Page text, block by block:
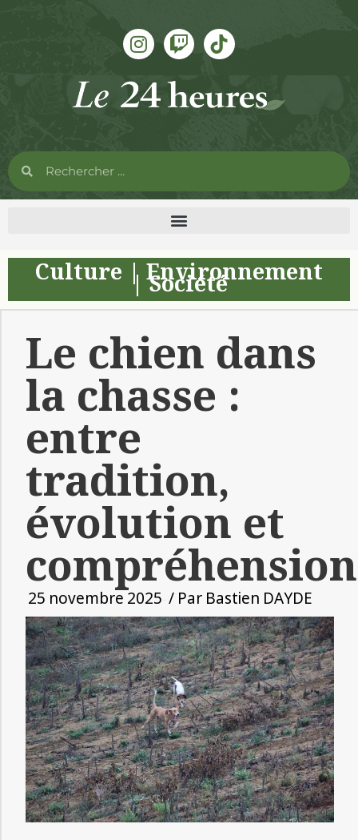
Culture | Environnement
|Société
Le chien dans
la chasse :
entre
tradition,
évolution et
compréhension
25 novembre 2025 / Par Bastien DAYDE